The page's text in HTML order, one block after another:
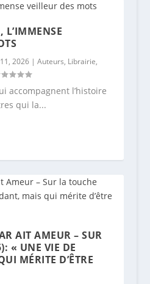
2026| Auteurs, Librairie,
accompagnent l’histoire
qui la...
AIT AMEUR – SUR
« UNE VIE DE
MÉRITE D’ÊTRE